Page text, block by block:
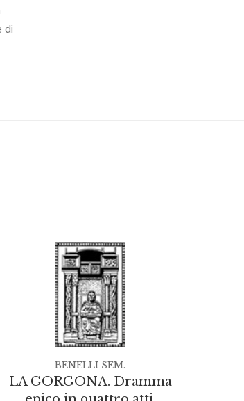
di
LA GORGONA. Dramma
BENELLI SEM.